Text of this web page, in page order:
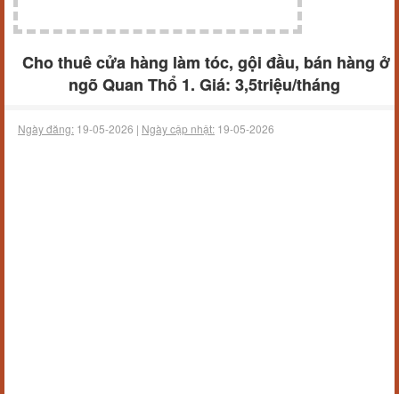
Cho thuê cửa hàng làm tóc, gội đầu, bán hàng ở
ngõ Quan Thổ 1. Giá: 3,5triệu/tháng
Ngày đăng: 19-05-2026 | Ngày cập nhật: 19-05-2026